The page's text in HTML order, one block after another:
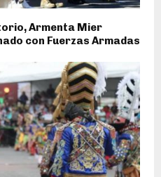
Armenta Mier
con Fuerzas Armadas